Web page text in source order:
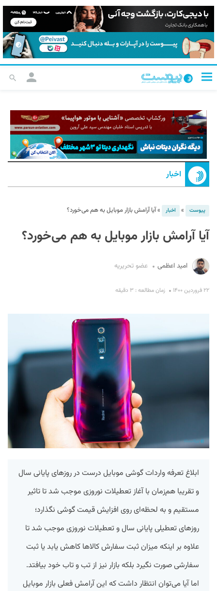
اخبار
پیوست » اخبار »آیا آرامش بازار موبایل به هم می‌خورد؟
آیا آرامش بازار موبایل به هم می‌خورد؟
امید اعظمی عضو تحریریه
۲۲ فروردین ۱۴۰۰ زمان مطالعه : ۳ دقیقه
ابلاغ تعرفه واردات گوشی‌ موبایل درست در روزهای پایانی سال
و تقریبا هم‌زمان با آغاز تعطیلات نوروزی موجب شد تا تاثیر
مستقیم و به لحظه‌ای روی افزایش قیمت گوشی نگذارد؛
روزهای تعطیلی پایانی سال و تعطیلات نوروزی موجب شد تا
علاوه بر اینکه میزان ثبت سفارش کالاها کاهش یابد یا ثبت
سفارشی صورت نگیرد بلکه بازار نیز از تب و تاب خود بیافتد.
اما آیا می‌توان انتظار داشت که این آرامش فعلی بازار موبایل